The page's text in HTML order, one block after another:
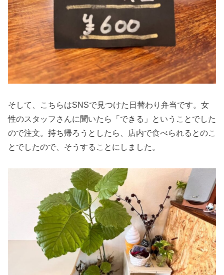
そして、こちらはSNSで見つけた日替わり弁当です。女
性のスタッフさんに聞いたら「できる」ということでした
ので注文。持ち帰ろうとしたら、店内で食べられるとのこ
とでしたので、そうすることにしました。